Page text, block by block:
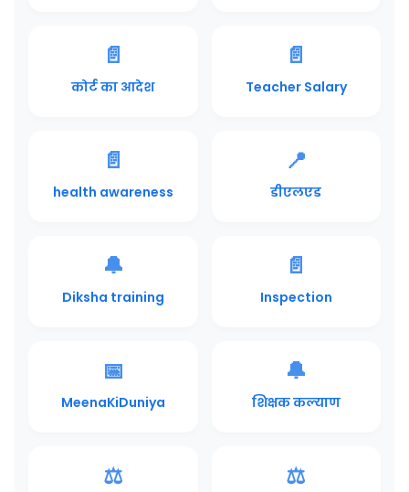
📄
कोर्ट का आदेश
📄
Teacher Salary
📄
health awareness
📍
डीएलएड
🔔
Diksha training
📄
Inspection
📅
MeenaKiDuniya
🔔
शिक्षक कल्याण
⚖️ ⚖️